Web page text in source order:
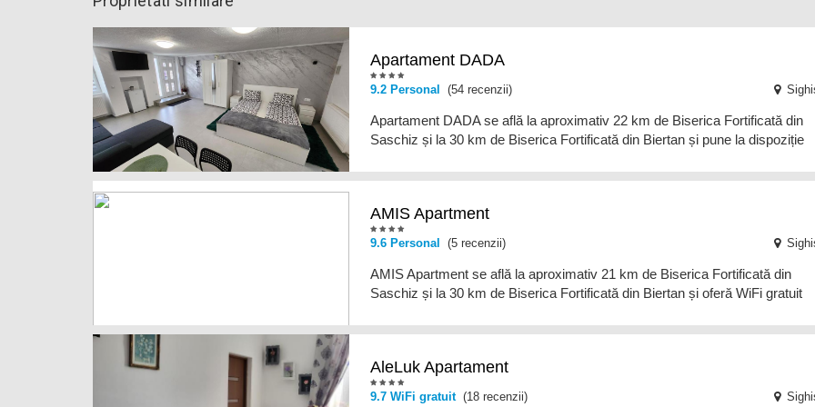
Apartament DADA
9.2 Personal (54 recenzii)
Apartament DADA se află la aproximativ 22 km de Biserica Fortificată din
Saschiz și la 30 km de Biserica Fortificată din Biertan și pune la dispoziție
AMIS Apartment
9.6 Personal (5 recenzii)
AMIS Apartment se află la aproximativ 21 km de Biserica Fortificată din
Saschiz și la 30 km de Biserica Fortificată din Biertan și oferă WiFi gratuit
AleLuk Apartament
9.7WiFi gratuit(18 recenzii)